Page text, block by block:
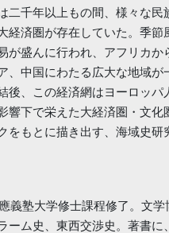
二千年以上もの間、様々な民
経済圏が存在していた。季節
が盛んに行われ、アフリカか
、中国にわたる広大な地域が
後、この経済網はヨーロッパ
響下で栄えた大経済圏・文化
をもとに描き出す、海域史研
義塾大学修士課程修了。文
ーム史、東西交渉史。著書に